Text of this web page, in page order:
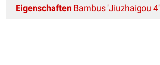
Eigenschaften Bambus 'Jiuzhaigou 4'